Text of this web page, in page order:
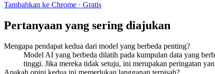
Tambahkan ke Chrome · Gratis
Pertanyaan yang sering diajukan
Mengapa pendapat kedua dari model yang berbeda penting?
Model AI yang berbeda dilatih pada kumpulan data yang
tinggi. Jika mereka tidak setuju, ini merupakan peringatan